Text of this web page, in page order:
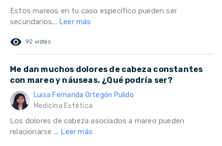
Estos mareos en tu caso específico pueden ser
secundarios... Leer más
remove_red_eye 92 vistas
Me dan muchos dolores de cabeza constantes
con mareo y náuseas. ¿Qué podría ser?
Luisa Fernanda Ortegón Pulido
Medicina Estética
Los dolores de cabeza asociados a mareo pueden
relacionarse ... Leer más